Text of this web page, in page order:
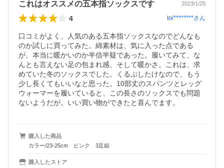
これはオススメの五本指ソックスです 2023/1/25
4 toi********さん
口コミがよく、人気のある五本指ソックスなのでどんなも
のか試しに買ってみた。綿素材は、気に入った点である
が、本当に暖かいのか半信半疑であった。履いてみて、な
んとも言えない足の包まれ感、そして暖かさ。これは、求
めていた冬のソックスでした。くるぶしたけなので、もう
少し長くてもいいなと思った。10部丈のスパンツとレッグ
ウォーマーを履いていると、この長さのソックスでも問題
ないようだが。いい買い物ができたと喜んでます。
購入した商品
カラー/23-25cm ピンク 3足組
購入したストア